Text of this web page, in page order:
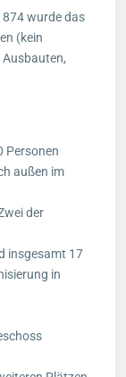
wurde das
(kein
Personen
außen im
der
insgesamt 17
in